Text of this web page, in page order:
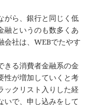
がら、銀行と同じく低
融というのも数多くあ
会社は、WEBでたやす
きる消費者金融系の金
性が増加していくと考
ックリスト入りした経
いで、申し込みをして